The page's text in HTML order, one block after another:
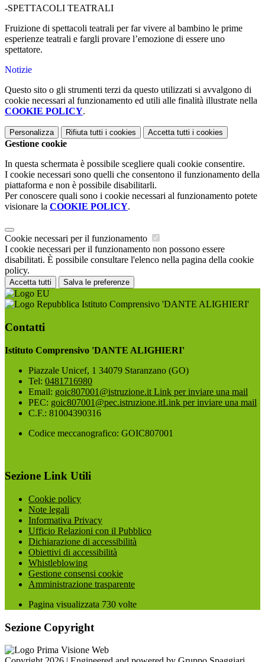
-SPETTACOLI TEATRALI
Fruizione di spettacoli teatrali per far vivere al bambino le prime
esperienze teatrali e fargli provare l’emozione di essere uno
spettatore.
Notizie
Questo sito o gli strumenti terzi da questo utilizzati si avvalgono di
cookie necessari al funzionamento ed utili alle finalità illustrate nella
COOKIE POLICY.
Personalizza Rifiuta tutti i cookies Accetta tutti i cookies
Gestione cookie
In questa schermata è possibile scegliere quali cookie consentire.
I cookie necessari sono quelli che consentono il funzionamento della
piattaforma e non è possibile disabilitarli.
Per conoscere quali sono i cookie necessari al funzionamento potete
visionare la COOKIE POLICY.
Cookie necessari per il funzionamento
I cookie necessari per il funzionamento non possono essere
disabilitati. È possibile consultare l'elenco nella pagina della cookie
policy.
Accetta tutti Salva le preferenze
Istituto Comprensivo 'DANTE ALIGHIERI'
Contatti
Istituto Comprensivo 'DANTE ALIGHIERI'
Piazzale Unicef, 1 34079 Staranzano (GO)
Tel: 0481716980
Email: goic807001@istruzione.it Link per inviare una mail
PEC: goic807001@pec.istruzione.itLink per inviare una mail
C.F.: 81004390316
Codice meccanografico: GOIC807001
Sezione Link Utili
Cookie policy
Note legali
Informativa Privacy
Ufficio Relazioni con il Pubblico
Dichiarazione di accessibilità
Obiettivi di accessibilità
Whistleblowing
Gestione consensi cookie
Amministrazione trasparente
Pagina visualizzata 730 volte
Sezione Copyright